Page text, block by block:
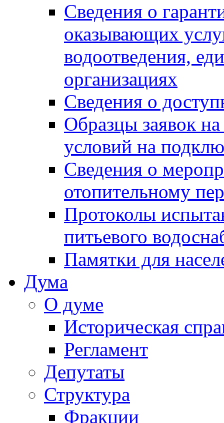
Сведения о
оказывающих
водоотведения,
организациях
Сведения о
Образцы заявок
условий на
Сведения о
отопительному
Протоколы
питьевого
Памятки для
Дума
О думе
Историческая
Регламент
Депутаты
Структура
Фракции